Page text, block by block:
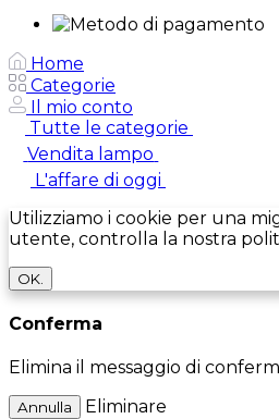
Home
Categorie
Il mio conto
Tutte le categorie
Vendita lampo
L'affare di oggi
Utilizziamo i cookie per una
utente, controlla la nostra
OK.
Conferma
Elimina il messaggio di
Annulla Eliminare